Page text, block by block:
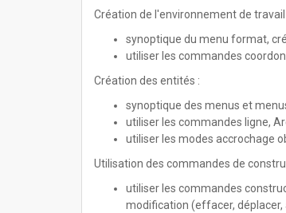
Création de l'environnement de travail
synoptique du menu format,
utiliser les commandes
Création des entités :
synoptique des menus et
utiliser les commandes ligne,
utiliser les modes accrochage
Utilisation des commandes de
utiliser les commandes
modification (effacer, déplacer,